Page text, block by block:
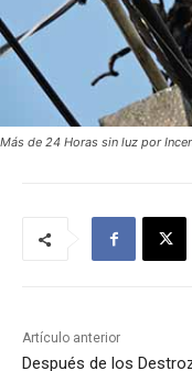
Más de 24 Horas sin luz por
Artículo anterior
Después de los